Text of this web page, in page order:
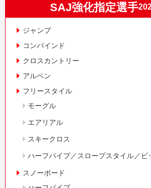
SAJ強化指定選手
ジャンプ
コンバインド
クロスカントリー
アルペン
フリースタイル
モーグル
エアリアル
スキークロス
ハーフパイプ／スロープスタイル／ビ
スノーボード